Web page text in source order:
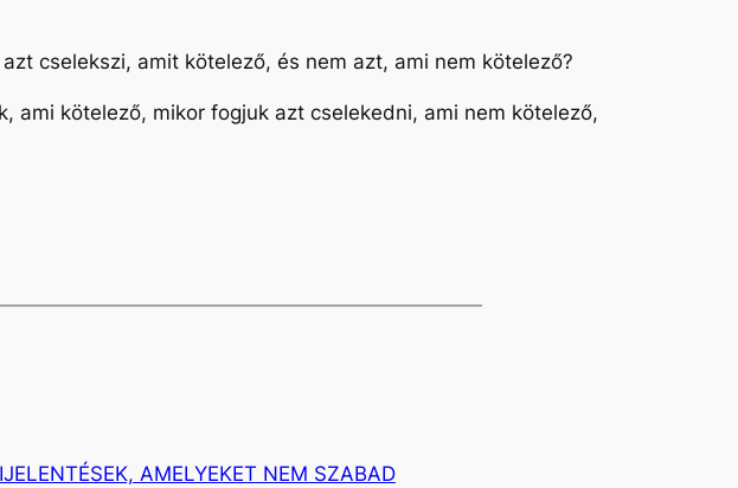
cselekszi, amit kötelező, és nem azt, ami nem kötelező?
ami kötelező, mikor fogjuk azt cselekedni, ami nem kötelező,
AMELYEKET NEM SZABAD